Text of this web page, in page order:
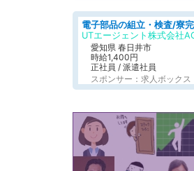
UTエージェント株式会社
愛知県 春日井市
時給1,400円
正社員 / 派遣社員
スポンサー：求人ボックス